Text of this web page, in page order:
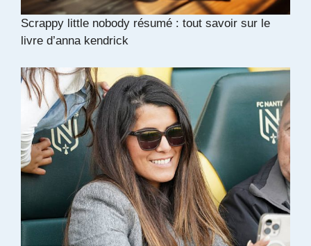
Scrappy little nobody résumé : tout savoir sur le
livre d’anna kendrick